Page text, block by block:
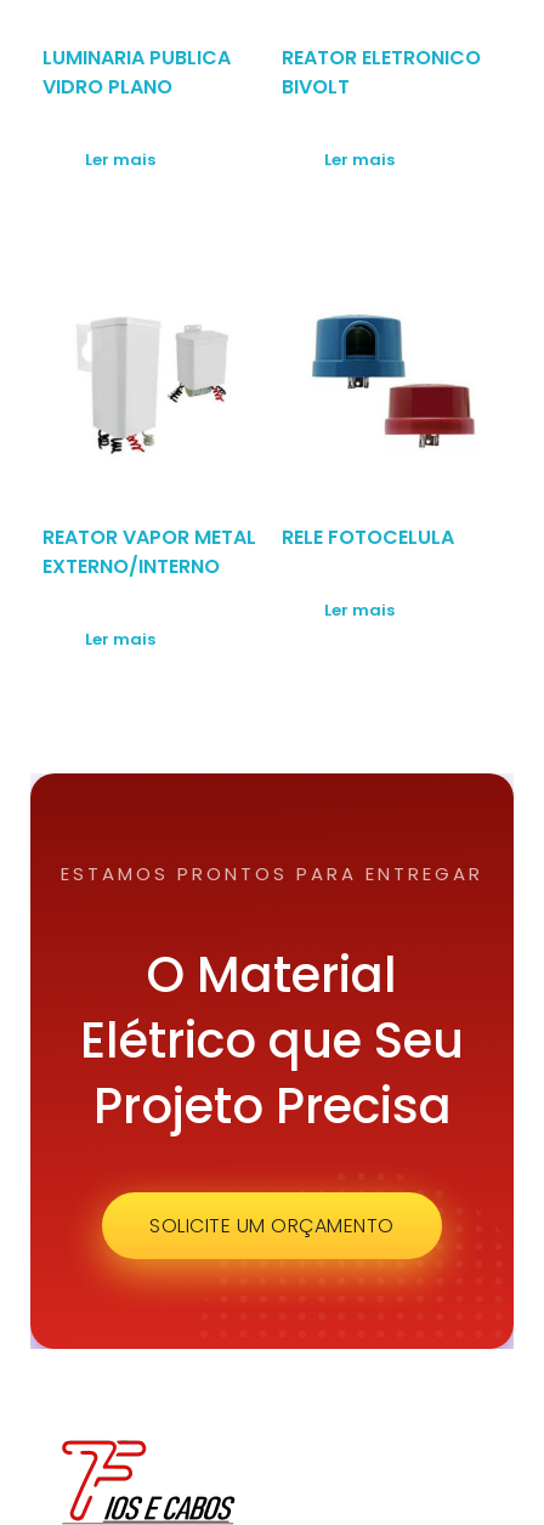
LUMINARIA PUBLICA
VIDRO PLANO
Ler mais
REATOR ELETRONICO
BIVOLT
Ler mais
REATOR VAPOR METAL
EXTERNO/INTERNO
Ler mais
RELE FOTOCELULA
Ler mais
ESTAMOS PRONTOS PARA ENTREGAR
O Material
Elétrico que Seu
Projeto Precisa
SOLICITE UM ORÇAMENTO